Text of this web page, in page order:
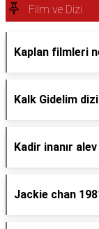
Film ve Dizi
Kaplan filmleri
Kalk Gidelim
Kadir inanır
Jackie chan